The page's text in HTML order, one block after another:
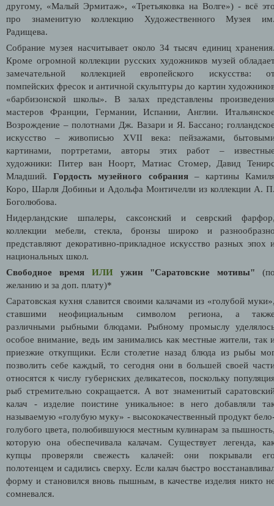
другому, «Малый Эрмитаж», «Третьяковка на Волге») - всё
про знаменитую коллекцию Художественного Музея
Радищева.
Собрание музея насчитывает около 34 тысяч единиц
Кроме огромной коллекции русских художников музей
замечательной коллекцией европейского искусства:
помпейских фресок и античной скульптуры до картин
«барбизонской школы». В залах представлены
мастеров Франции, Германии, Испании, Англии.
Возрождение – полотнами Дж. Вазари и Я. Бассано;
искусство – живописью XVII века: пейзажами,
картинами, портретами, авторы этих работ –
художники: Питер ван Ноорт, Матиас Стомер, Давид
Младший.Гордость музейного собрания– картины
Коро, Шарля Добиньи и Адольфа Монтичелли из коллекции А.
Боголюбова.
Нидерландские шпалеры, саксонский и севрский
коллекции мебели, стекла, бронзы широко и
представляют декоративно-прикладное искусство разных эпох
национальных школ.
Свободное время ИЛИужин "Саратовские мотивы"
желанию и за доп. плату)*
Саратовская кухня славится своими калачами из «голубой
ставшими неофициальным символом региона, а
различными рыбными блюдами. Рыбному промыслу
особое внимание, ведь им занимались как местные жители, так
приезжие откупщики. Если столетие назад блюда из рыбы
позволить себе каждый, то сегодня они в большей своей
относятся к числу губернских деликатесов, поскольку
рыб стремительно сокращается. А вот знаменитый
калач - изделие поистине уникальное: в него добавляли
называемую «голубую муку» - высококачественный продукт
голубого цвета, полюбившуюся местным кулинарам за
которую она обеспечивала калачам. Существует легенда,
купцы проверяли свежесть калачей: они покрывали
полотенцем и садились сверху. Если калач быстро
форму и становился вновь пышным, в качестве изделия никто
сомневался.